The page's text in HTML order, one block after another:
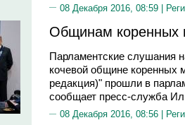
08 Декабря 2016, 08:59 |
Общинам коренных
Парламентские слушания
кочевой общине коренных
редакция)" прошли в
сообщает пресс-служба
08 Декабря 2016, 08:56 |